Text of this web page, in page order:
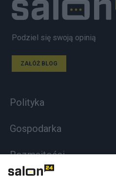
Podziel się swoją opinią
ZAŁÓŻ BLOG
Polityka
Gospodarka
Rozmaitości